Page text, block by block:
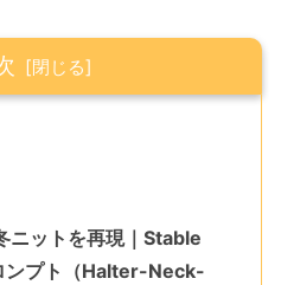
ニットを再現｜Stable
ンプト（Halter-Neck-